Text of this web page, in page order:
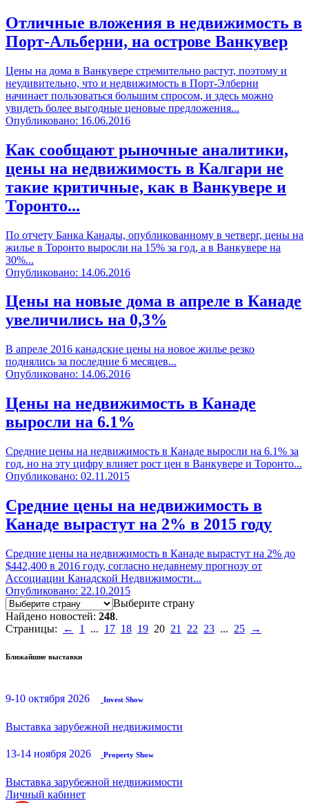
Отличные вложения в недвижимость в
Порт-Альберни, на острове Ванкувер
Цены на дома в Ванкувере стремительно растут, поэтому и
неудивительно, что и недвижимость в Порт-Элберни
начинает пользоваться большим спросом, и здесь можно
увидеть более выгодные ценовые предложения...
Опубликовано: 16.06.2016
Как сообщают рыночные аналитики,
цены на недвижимость в Калгари не
такие критичные, как в Ванкувере и
Торонто...
По отчету Банка Канады, опубликованному в четверг, цены на
жилье в Торонто выросли на 15% за год, а в Ванкувере на
30%...
Опубликовано: 14.06.2016
Цены на новые дома в апреле в Канаде
увеличились на 0,3%
В апреле 2016 канадские цены на новое жилье резко
поднялись за последние 6 месяцев...
Опубликовано: 14.06.2016
Цены на недвижимость в Канаде
выросли на 6.1%
Средние цены на недвижимость в Канаде выросли на 6.1% за
год, но на эту цифру влияет рост цен в Ванкувере и Торонто...
Опубликовано: 02.11.2015
Средние цены на недвижимость в
Канаде вырастут на 2% в 2015 году
Средние цены на недвижимость в Канаде вырастут на 2% до
$442,400 в 2016 году, согласно недавнему прогнозу от
Ассоциации Канадской Недвижимости...
Опубликовано: 22.10.2015
Выберите страну
Найдено новостей: 248.
Страницы:
← 1 ... 17 18 19 20 21 22 23 ... 25 →
Ближайшие выставки
9-10 октября 2026 Invest Show
Выставка зарубежной недвижимости
13-14 ноября 2026 Property Show
Выставка зарубежной недвижимости
Личный кабинет